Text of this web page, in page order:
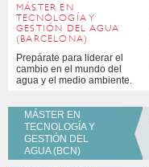
MÁSTER EN
TECNOLOGÍA Y
GESTIÓN DEL AGUA
(BARCELONA)
Prepárate para liderar el
cambio en el mundo del
agua y el medio ambiente.
MÁSTER EN
TECNOLOGÍA Y
GESTIÓN DEL
AGUA (BCN)